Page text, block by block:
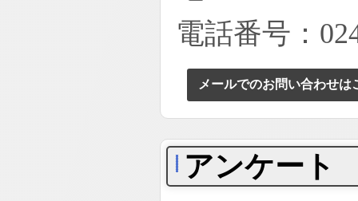
電話番号：
メールでのお問い合わせは
アンケート